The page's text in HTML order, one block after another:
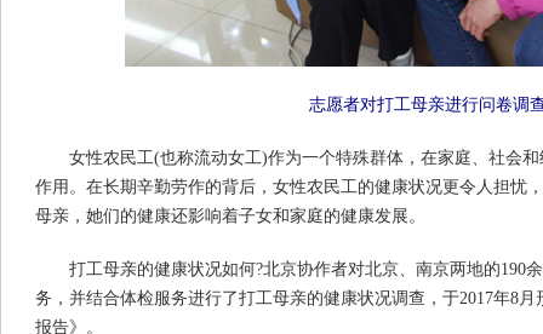
志愿者对打工母亲进行问卷调
女性农民工(也称流动女工)作为一个特殊群体，在家庭、社会
作用。在长期辛勤劳作的背后，女性农民工的健康状况更令人担忧
母亲，她们的健康还影响着子女和家庭的健康发展。
打工母亲的健康状况如何?北京协作者对北京、南京两地的190
务，并结合体检服务进行了打工母亲的健康状况调查，于2017年8
报告》。